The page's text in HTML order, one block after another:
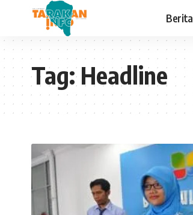
Berita
Tag:Headline